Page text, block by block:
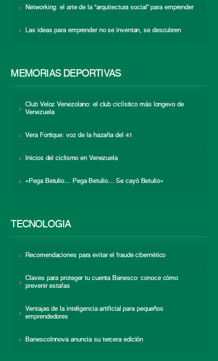
Networking: el arte de la “arquitectura social” para emprender
Las ideas para emprender no se inventan, se descubren
MEMORIAS DEPORTIVAS
Club Veloz Venezolano: el club ciclístico más longevo de
Venezuela
Vera Fortique: voz de la hazaña del 41
Inicios del ciclismo en Venezuela
«Pega Betulio… Pega Betulio… Se cayó Betulio»
TECNOLOGÍA
Recomendaciones para evitar el fraude cibernético
Claves para proteger tu cuenta Banesco: conoce cómo
prevenir estafas
Ventajas de la inteligencia artificial para pequeños
emprendedores
BanescoInnova anuncia su tercera edición